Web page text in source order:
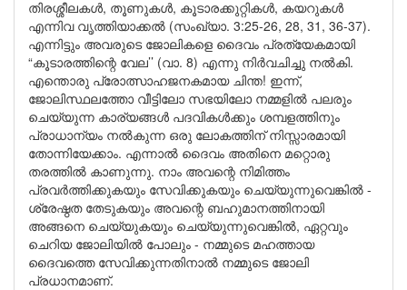
തിരശ്ശീലകൾ, തൂണുകൾ, കൂടാരക്കുറ്റികൾ, കയറുകൾ
എന്നിവ വൃത്തിയാക്കൽ (സംഖ്യാ. 3:25-26, 28, 31, 36-37).
എന്നിട്ടും അവരുടെ ജോലികളെ ദൈവം പ്രത്യേകമായി
“കൂടാരത്തിന്റെ വേല’’ (വാ. 8) എന്നു നിർവചിച്ചു നൽകി.
എന്തൊരു പ്രോത്സാഹജനകമായ ചിന്ത! ഇന്ന്,
ജോലിസ്ഥലത്തോ വീട്ടിലോ സഭയിലോ നമ്മളിൽ പലരും
ചെയ്യുന്ന കാര്യങ്ങൾ പദവികൾക്കും ശമ്പളത്തിനും
പ്രാധാന്യം നൽകുന്ന ഒരു ലോകത്തിന് നിസ്സാരമായി
തോന്നിയേക്കാം. എന്നാൽ ദൈവം അതിനെ മറ്റൊരു
തരത്തിൽ കാണുന്നു. നാം അവന്റെ നിമിത്തം
പ്രവർത്തിക്കുകയും സേവിക്കുകയും ചെയ്യുന്നുവെങ്കിൽ -
ശ്രേഷ്ഠത തേടുകയും അവന്റെ ബഹുമാനത്തിനായി
അങ്ങനെ ചെയ്യുകയും ചെയ്യുന്നുവെങ്കിൽ, ഏറ്റവും
ചെറിയ ജോലിയിൽ പോലും - നമ്മുടെ മഹത്തായ
ദൈവത്തെ സേവിക്കുന്നതിനാൽ നമ്മുടെ ജോലി
പ്രധാനമാണ്.